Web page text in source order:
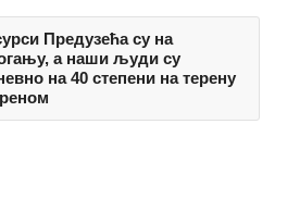
Предузећа су на
а наши људи су
на 40 степени на терену